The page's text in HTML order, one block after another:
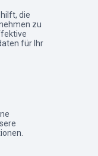
die
zu
für Ihr